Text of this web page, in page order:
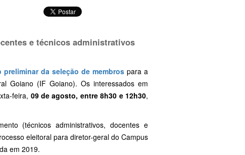
e técnicos administrativos
preliminar da seleção de membrospara a
Goiano (IF Goiano). Os interessados em
feira, 09 de agosto, entre 8h30 e 12h30,
(técnicos administrativos, docentes e
eleitoral para diretor-geral do Campus
em 2019.